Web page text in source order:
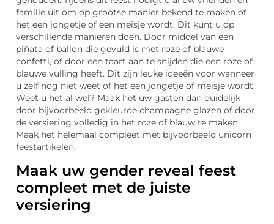
familie uit om op grootse manier bekend te maken of
het een jongetje of een meisje wordt. Dit kunt u op
verschillende manieren doen. Door middel van een
piñata of ballon die gevuld is met roze of blauwe
confetti, of door een taart aan te snijden die een roze of
blauwe vulling heeft. Dit zijn leuke ideeën voor wanneer
u zelf nog niet weet of het een jongetje of meisje wordt.
Weet u het al wel? Maak het uw gasten dan duidelijk
door bijvoorbeeld gekleurde champagne glazen of door
de versiering volledig in het roze of blauw te maken.
Maak het helemaal compleet met bijvoorbeeld unicorn
feestartikelen.
Maak uw gender reveal feest
compleet met de juiste
versiering